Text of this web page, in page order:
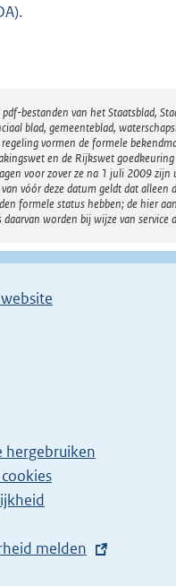
bestanden van het Staatsblad,
blad, gemeenteblad,
vormen de formele
en de Rijkswet goedkeuring
voor zover ze na 1 juli 2009 zijn
vóór deze datum geldt dat alleen
formele status hebben; de hier
worden bij wijze van service
melden